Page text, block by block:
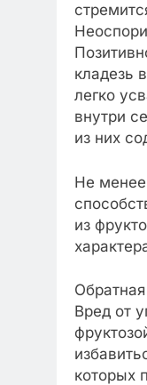
кладезь
легко
внутри
из них
Не менее
из
Вред от
которых